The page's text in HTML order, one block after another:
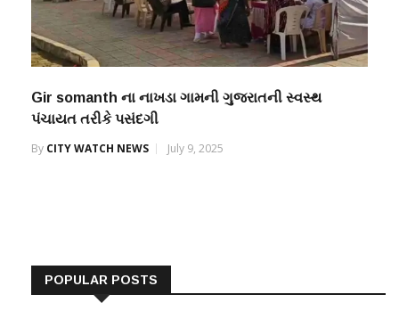
Gir somanth ના નાખડા ગામની ગુજરાતની સ્વસ્થ
પંચાયત તરીકે પસંદગી
By CITY WATCH NEWS July 9, 2025
POPULAR POSTS